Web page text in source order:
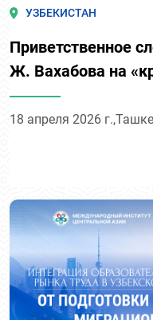
УЗБЕКИСТАН
Приветственное
Ж. Вахабова на «круглом столе» на тему:
«Новая динамика
казахстанских
18 апреля 2026